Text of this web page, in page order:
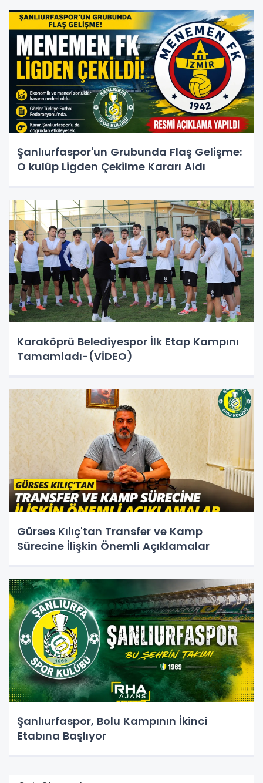
Şanlıurfaspor'un Grubunda Flaş Gelişme:
O kulüp Ligden Çekilme Kararı Aldı
Karaköprü Belediyespor İlk Etap Kampını
Tamamladı-(VİDEO)
Gürses Kılıç'tan Transfer ve Kamp
Sürecine İlişkin Önemli Açıklamalar
Şanlıurfaspor, Bolu Kampının İkinci
Etabına Başlıyor